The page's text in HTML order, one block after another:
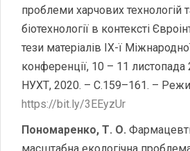
проблеми харчових технологій
біотехнології в контексті
тези матеріалів ІХ-ї
конференції, 10 – 11
НУХТ, 2020. – С.159–161. –
https://bit.ly/3EEyzUr
Пономаренко, Т. О.